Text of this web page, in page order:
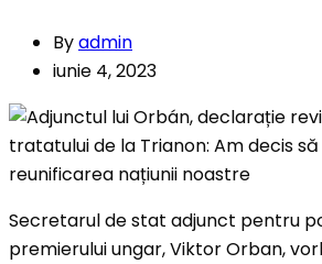
Byadmin
iunie 4, 2023
Secretarul de stat adjunct pentru
premierului ungar, Viktor Orban,